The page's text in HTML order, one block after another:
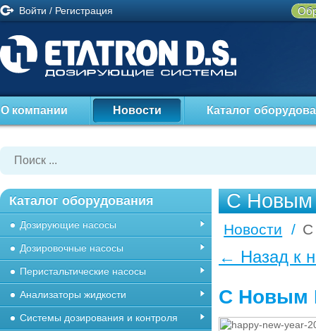
Войти / Регистрация
О компании Новости Каталог
C Новым
Новости /
← Назад к
C Новым
Каталог оборудования
Дозирующие насосы
Дозировочные насосы
Перистальтические насосы
Анализаторы жидкости
Системы дозирования и контроля